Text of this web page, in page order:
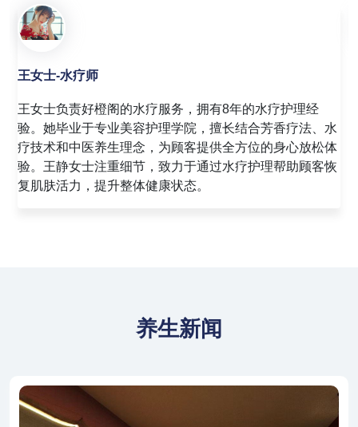
赵女士-足疗师
赵女士是好橙阁的资深足疗技师，拥有10年的足疗经验。
她精通足底反射区按摩技术，能够通过精准的穴位按压，
帮助顾客缓解足部疲劳，促进全身血液循环。赵敏女士注
重与顾客的沟通，善于根据顾客的反馈调整按摩力度，为
顾客提供舒适的足疗体验。
养生新闻